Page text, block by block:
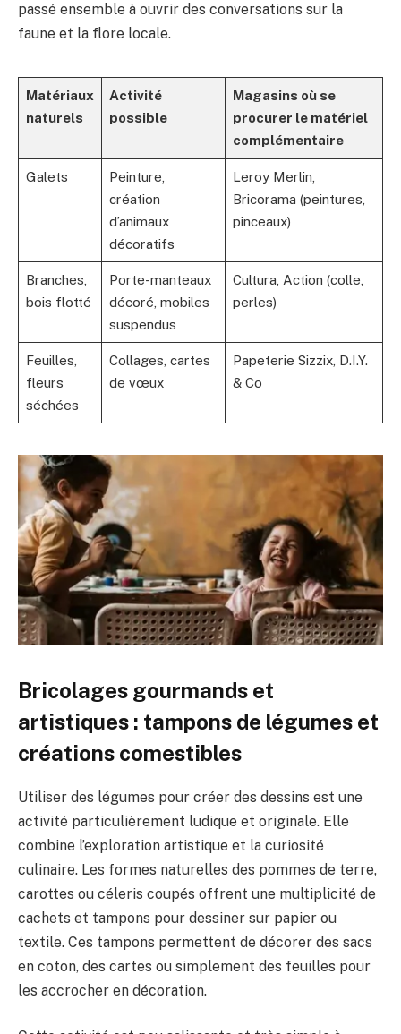
passé ensemble à ouvrir des conversations sur la
faune et la flore locale.
Matériaux
naturels
Activité
possible
Magasins où se
procurer le matériel
complémentaire
Galets
Peinture,
création
d’animaux
décoratifs
Leroy Merlin,
Bricorama (peintures,
pinceaux)
Branches,
bois flotté
Porte-manteaux
décoré, mobiles
suspendus
Cultura, Action (colle,
perles)
Feuilles,
fleurs
séchées
Collages, cartes
de vœux
Papeterie Sizzix, D.I.Y.
& Co
Bricolages gourmands et
artistiques : tampons de légumes et
créations comestibles
Utiliser des légumes pour créer des dessins est une
activité particulièrement ludique et originale. Elle
combine l’exploration artistique et la curiosité
culinaire. Les formes naturelles des pommes de terre,
carottes ou céleris coupés offrent une multiplicité de
cachets et tampons pour dessiner sur papier ou
textile. Ces tampons permettent de décorer des sacs
en coton, des cartes ou simplement des feuilles pour
les accrocher en décoration.